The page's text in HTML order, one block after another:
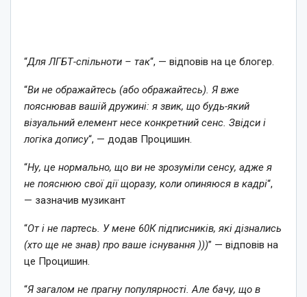
“Для ЛГБТ-спільноти – так“, — відповів на це блогер.
“Ви не ображайтесь (або ображайтесь). Я вже
пояснював вашій дружині: я звик, що будь-який
візуальний елемент несе конкретний сенс. Звідси і
логіка допису“, — додав Процишин.
“Ну, це нормально, що ви не зрозуміли сенсу, адже я
не пояснюю свої дії щоразу, коли опиняюся в кадрі“,
— зазначив музикант
“От і не партесь. У мене 60К підписників, які дізнались
(хто ще не знав) про ваше існування )))” — відповів на
це Процишин.
“Я загалом не прагну популярності. Але бачу, що в